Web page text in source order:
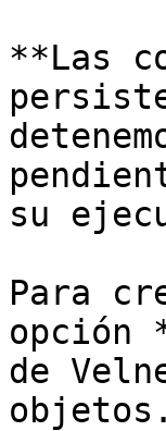
**Las
su
Para
opción
de
objetos.